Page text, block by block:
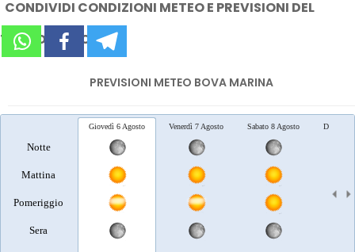
CONDIVIDI CONDIZIONI METEO E PREVISIONI DEL
TEMPO SUI SOCIAL
PREVISIONI METEO BOVA MARINA
Notte
Mattina
Pomeriggio
Sera
Giovedì 6 Agosto Venerdì 7 Agosto Sabato 8 Agosto